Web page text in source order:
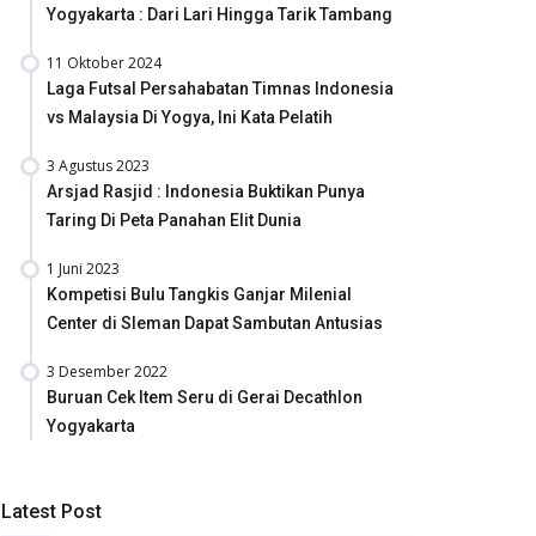
Yogyakarta : Dari Lari Hingga Tarik Tambang
11 Oktober 2024
Laga Futsal Persahabatan Timnas Indonesia
vs Malaysia Di Yogya, Ini Kata Pelatih
3 Agustus 2023
Arsjad Rasjid : Indonesia Buktikan Punya
Taring Di Peta Panahan Elit Dunia
1 Juni 2023
Kompetisi Bulu Tangkis Ganjar Milenial
Center di Sleman Dapat Sambutan Antusias
3 Desember 2022
Buruan Cek Item Seru di Gerai Decathlon
Yogyakarta
Latest Post